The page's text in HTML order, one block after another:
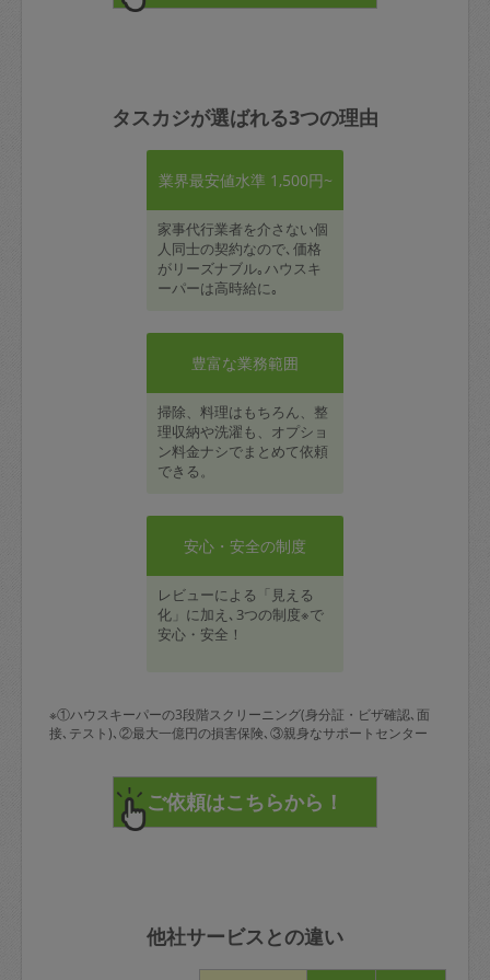
タスカジが選ばれる3つの理由
業界最安値水準 1,500円~
家事代行業者を介さない個
人同士の契約なので､価格
がリーズナブル｡ハウスキ
ーパーは高時給に｡
豊富な業務範囲
掃除、料理はもちろん、整
理収納や洗濯も、オプショ
ン料金ナシでまとめて依頼
できる。
安心・安全の制度
レビューによる「見える
化」に加え､3つの制度※で
安心・安全！
※①ハウスキーパーの3段階スクリーニング(身分証・ビザ確認､面
接､テスト)､②最大一億円の損害保険､③親身なサポートセンター
他社サービスとの違い